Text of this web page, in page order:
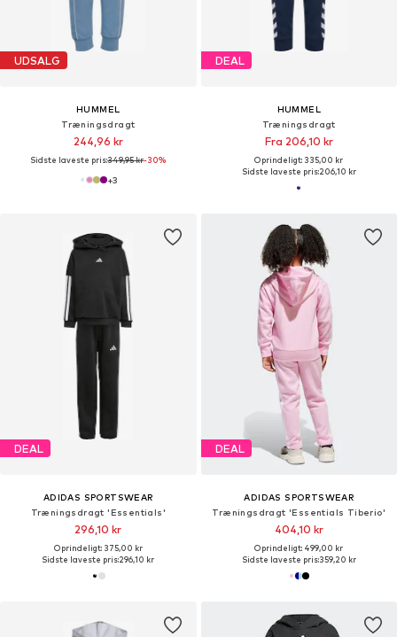
UDSALG
HUMMEL
Træningsdragt
244,96 kr
Sidste laveste pris:349,95 kr-30%
+3
DEAL
HUMMEL
Træningsdragt
Fra 206,10 kr
Oprindeligt: 335,00 kr
Sidste laveste pris:206,10 kr
DEAL
ADIDAS SPORTSWEAR
Træningsdragt 'Essentials'
296,10 kr
Oprindeligt: 375,00 kr
Sidste laveste pris:296,10 kr
DEAL
ADIDAS SPORTSWEAR
Træningsdragt 'Essentials Tiberio'
404,10 kr
Oprindeligt: 499,00 kr
Sidste laveste pris:359,20 kr